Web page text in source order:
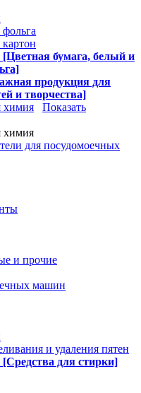
[Цветная бумага, белый и
продукция для
и творчества]
химия
Показать
химия
для посудомоечных
и прочие
машин
и удаления пятен
[Средства для стирки]